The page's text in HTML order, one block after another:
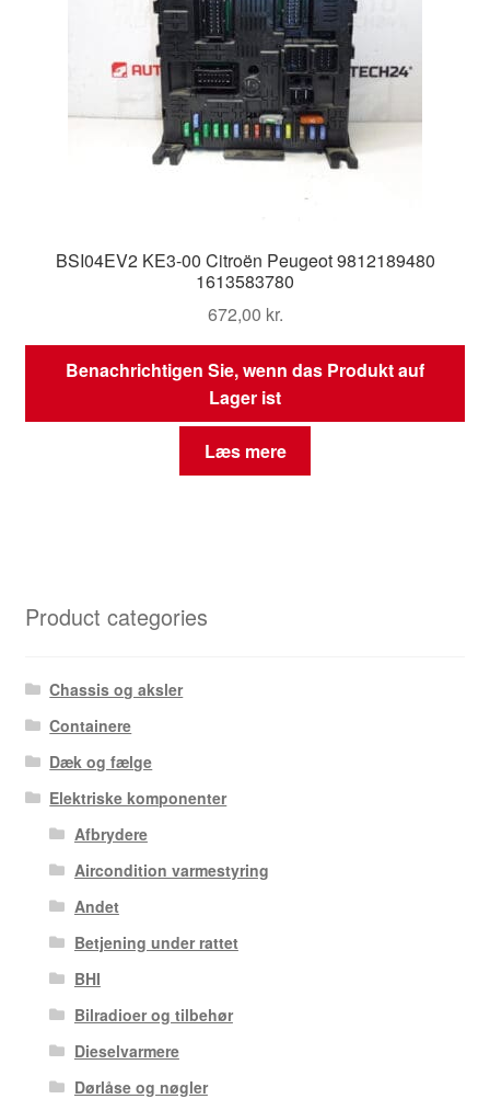
BSI04EV2 KE3-00 Citroën Peugeot 9812189480
1613583780
672,00 kr.
Benachrichtigen Sie, wenn das Produkt auf
Lager ist
Læs mere
Product categories
Chassis og aksler
Containere
Dæk og fælge
Elektriske komponenter
Afbrydere
Aircondition varmestyring
Andet
Betjening under rattet
BHI
Bilradioer og tilbehør
Dieselvarmere
Dørlåse og nøgler